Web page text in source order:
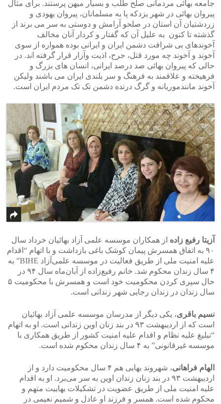
جامعه بهائی مردمانی صلح طلب و بسیار میهن پرستند. برای مثال
پیروان بهائی در شهر یزدکه پا به مسلمانان، پیروان یهودی و
زردشتیان آن استان در صلحو آرامش و دوستی به سر می برند از
گذشته تا کنون به علیل آن که گفتار و کردار آنان مخالف
آخوندهای بی شرافت دشمن ایران و ایرانی بوده همواره از سوی
آخوند و آخوند چه مورد قتل، جرح، اذیت وآزار قرار گرفته اند. در
حالی که پیروان بهائی صد درصد ایرانی، انسان های بزرگ و
فرهیخته و علاقمند به فرهنگ و سر بلندی ایران می باشند ولیکن
آخوند مانندموریانه و گرگ درنده دشمن تک تک مردم ایران است.
آزیتا رفیع زاده از همکاران موسسه علمی آزاد بهائیان خرداد سال
۹۰ به اتفاق همسرش پیمان کوشک باغی بازداشت و با اتهام “اقدام
علیه امنیت ملی از طریق فعالیت در موسسه علمی‌آزاد BIHE” به
۴ سال زندان محکوم شد. خانم رفیع‌زاده از آبان‌ماه سال ۹۴ در
حال سپری کردن محکومیت خود است و همسرش با محکومیت ۵
سال زندان در زندان رجایی شهر زندانی است.
نسیم باقری، یکی دیگر از مدرسان موسسه علمی آزاد بهائیان
است که از اردیبهشت ۹۳ در بند زنان اوین زندانی است. او به اتهام
“تبلیغ علیه نظام و اقدام علیه امنیت کشور از طریق همکاری با
موسسه غیرقانونی” به ۴ سال زندان محکوم شده است.
الهام فراهانی
، شهروند بهایی هم ۴ سال محکومیت دارد و از
اردیبهشت ۹۳ در بند زنان زندان اوین به سر می‌برد. او به اقدام
علیه امنیت ملی از طریق عضویت در تشکیلات بهاییت متهم و
محکوم شده است. همسر و فرزند او عادل و شمیم نعیمی در